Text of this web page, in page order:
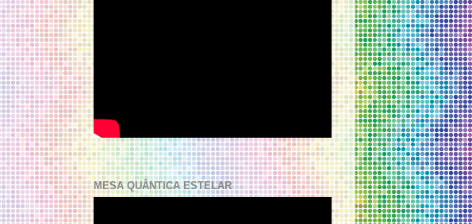
MESA QUÂNTICA ESTELAR